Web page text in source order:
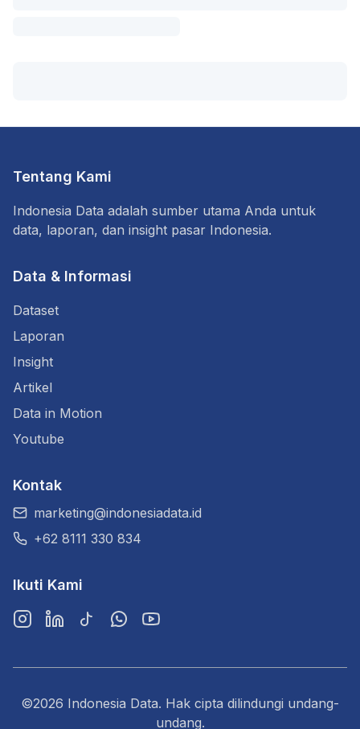
Tentang Kami
Indonesia Data adalah sumber utama Anda untuk
data, laporan, dan insight pasar Indonesia.
Data & Informasi
Dataset
Laporan
Insight
Artikel
Data in Motion
Youtube
Kontak
marketing@indonesiadata.id
+62 8111 330 834
Ikuti Kami
InstagramLinkedInTikTokWhatsAppYouTube
©2026 Indonesia Data. Hak cipta dilindungi undang-
undang.